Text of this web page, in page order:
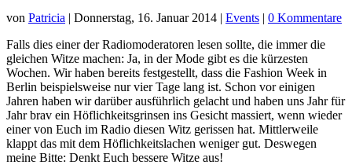
von Patricia | Donnerstag, 16. Januar 2014 | Events | 0 Kommentare
Falls dies einer der Radiomoderatoren lesen sollte, die immer die
gleichen Witze machen: Ja, in der Mode gibt es die kürzesten
Wochen. Wir haben bereits festgestellt, dass die Fashion Week in
Berlin beispielsweise nur vier Tage lang ist. Schon vor einigen
Jahren haben wir darüber ausführlich gelacht und haben uns Jahr für
Jahr brav ein Höflichkeitsgrinsen ins Gesicht massiert, wenn wieder
einer von Euch im Radio diesen Witz gerissen hat. Mittlerweile
klappt das mit dem Höflichkeitslachen weniger gut. Deswegen
meine Bitte: Denkt Euch bessere Witze aus!